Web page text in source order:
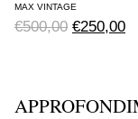
MAX VINTAGE
€500,00 Original
€250,00